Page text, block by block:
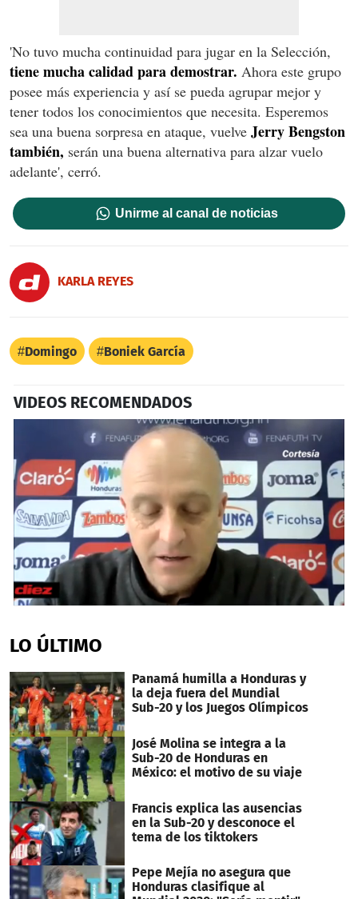
'No tuvo mucha continuidad para jugar en la Selección,
tiene mucha calidad para demostrar. Ahora este grupo
posee más experiencia y así se pueda agrupar mejor y
tener todos los conocimientos que necesita. Esperemos
sea una buena sorpresa en ataque, vuelve Jerry Bengston
también, serán una buena alternativa para alzar vuelo
adelante', cerró.
Unirme al canal de noticias
KARLA REYES
Domingo Boniek García
VIDEOS RECOMENDADOS
of
48
LO ÚLTIMO
Panamá humilla a Honduras y
la deja fuera del Mundial
Sub-20 y los Juegos Olímpicos
José Molina se integra a la
Sub-20 de Honduras en
México: el motivo de su viaje
Francis explica las ausencias
en la Sub-20 y desconoce el
tema de los tiktokers
Pepe Mejía no asegura que
Honduras clasifique al